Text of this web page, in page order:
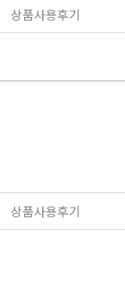
상품사용후기
상품사용후기